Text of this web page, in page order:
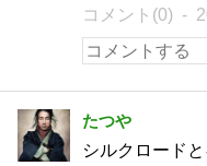
コメント(0)
たつや
シルクロード